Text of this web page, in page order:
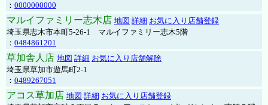
： 0000000000
マルイファミリー志木店 地図 詳細 お気に入り店舗登録
埼玉県志木市本町5-26-1 マルイファミリー志木5階
： 0484861201
草加舎人店 地図 詳細 お気に入り店舗解除
埼玉県草加市遊馬町2-1
： 0489267051
アコス草加店 地図 詳細 お気に入り店舗登録